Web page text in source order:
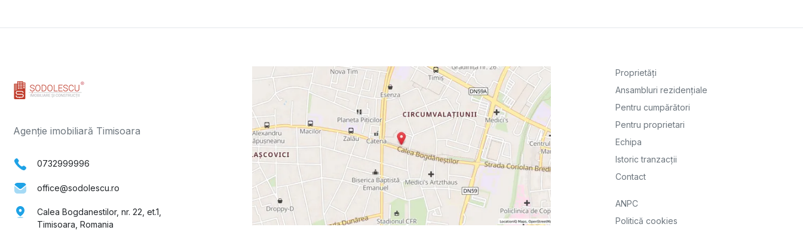
Agenție imobiliară Timisoara
0732999996
office@sodolescu.ro
Calea Bogdanestilor, nr. 22, et.1,
Timisoara, Romania
Proprietăți
Ansambluri rezidențiale
Pentru cumpărători
Pentru proprietari
Echipa
Istoric tranzacții
Contact
ANPC
Politică cookies